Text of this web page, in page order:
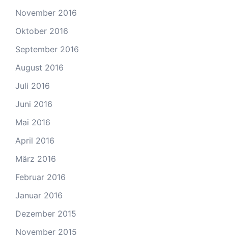
November 2016
Oktober 2016
September 2016
August 2016
Juli 2016
Juni 2016
Mai 2016
April 2016
März 2016
Februar 2016
Januar 2016
Dezember 2015
November 2015